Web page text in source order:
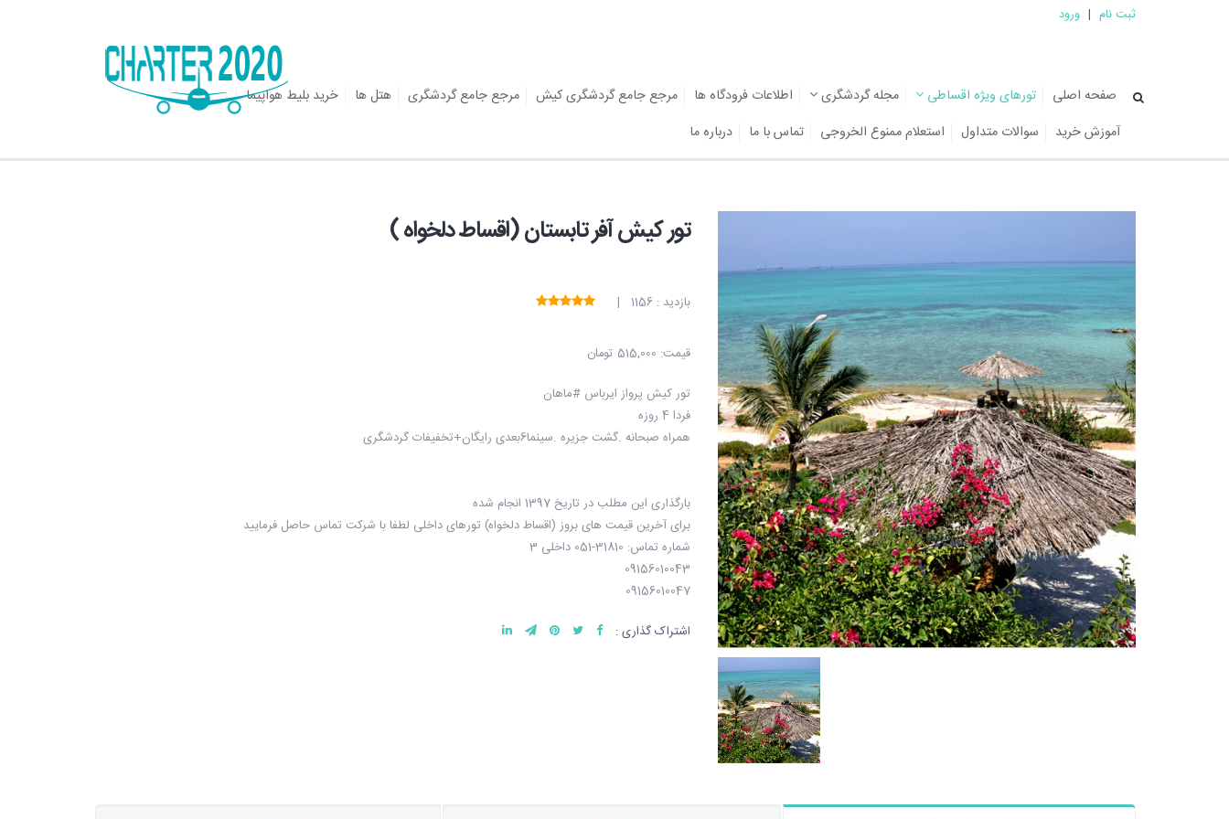
ثبت نام | ورود
صفحه اصلی تورهای ویژه اقساطی مجله گردشگری اطلاعات فرودگاه ها مرجع جامع گردشگری کیش مرجع جامع گردشگری هتل ها
خرید بلیط هواپیما
آموزش خرید
سوالات متداول استعلام ممنوع الخروجی تماس با ما درباره ما
تور کیش آفر تابستان (اقساط دلخواه )
بازدید : 1156 |
قیمت: 515,000 تومان
تور کیش پرواز ایرباس #ماهان
فردا 4 روزه
همراه صبحانه .گشت جزیره .سینما6بعدی رایگان+تخفیفات گردشگری
بارگذاری این مطلب در تاریخ 1397 انجام شده
برای آخرین قیمت های بروز (اقساط دلخواه) تورهای داخلی لطفا با شرکت تماس حاصل فرمایید
شماره تماس: 31810-051 داخلی 3
09156010043
09156010047
اشتراک گذاری :